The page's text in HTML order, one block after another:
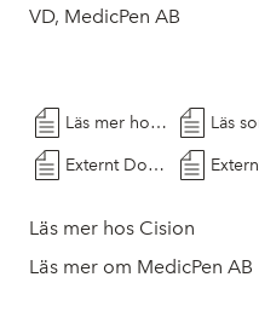
VD, MedicPen AB
Läs mer hos Cision Läs
Externt Dokument
Läs mer hos Cision
Läs mer om MedicPen AB